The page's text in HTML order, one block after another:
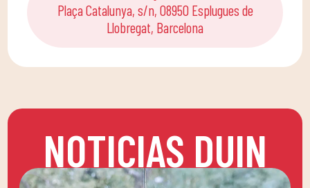
Plaça Catalunya, s/n, 08950 Esplugues de
Llobregat, Barcelona
NOTICIAS DUIN